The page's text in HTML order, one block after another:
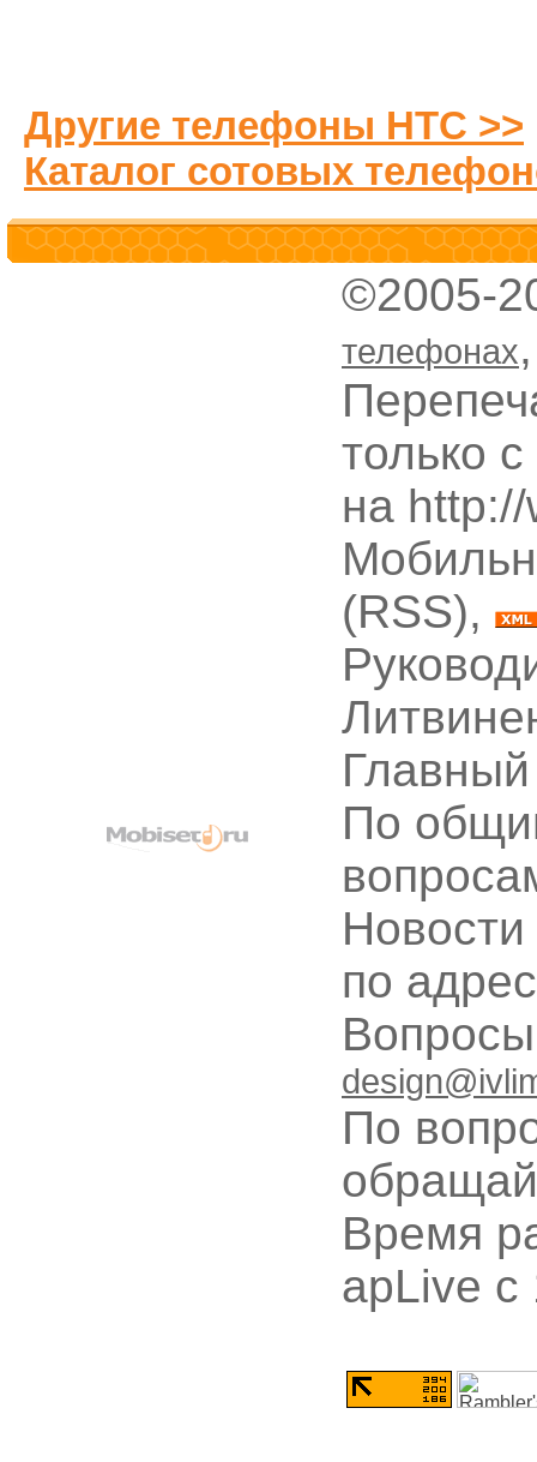
Другие телефоны HTC >>
Каталог сотовых
©2005-
телефонах
только
на
(RSS),
По
по
По
Время
apLive c